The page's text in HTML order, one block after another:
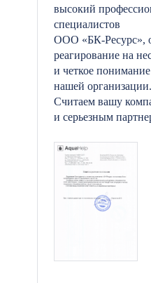
высокий
специалистов
ООО «БК-Ресурс»,
реагирование на
и четкое
нашей организации.
Считаем вашу
и серьезным